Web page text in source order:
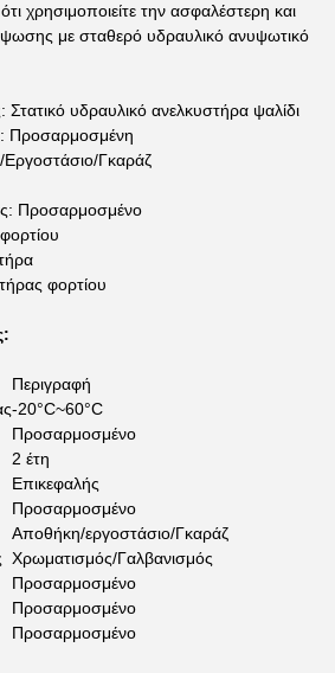
χρησιμοποιείτε την ασφαλέστερη και
με σταθερό υδραυλικό ανυψωτικό
υδραυλικό ανελκυστήρα ψαλίδι
Προσαρμοσμένη
Γκαράζ
Προσαρμοσμένο
φορτίου
Περιγραφή
-20°C~60°C
Προσαρμοσμένο
2 έτη
Επικεφαλής
Προσαρμοσμένο
Αποθήκη/εργοστάσιο/Γκαράζ
Χρωματισμός/Γαλβανισμός
Προσαρμοσμένο
Προσαρμοσμένο
Προσαρμοσμένο